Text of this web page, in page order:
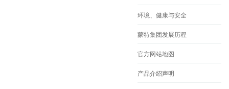
环境、健康与安全
蒙特集团发展历程
官方网站地图
产品介绍声明